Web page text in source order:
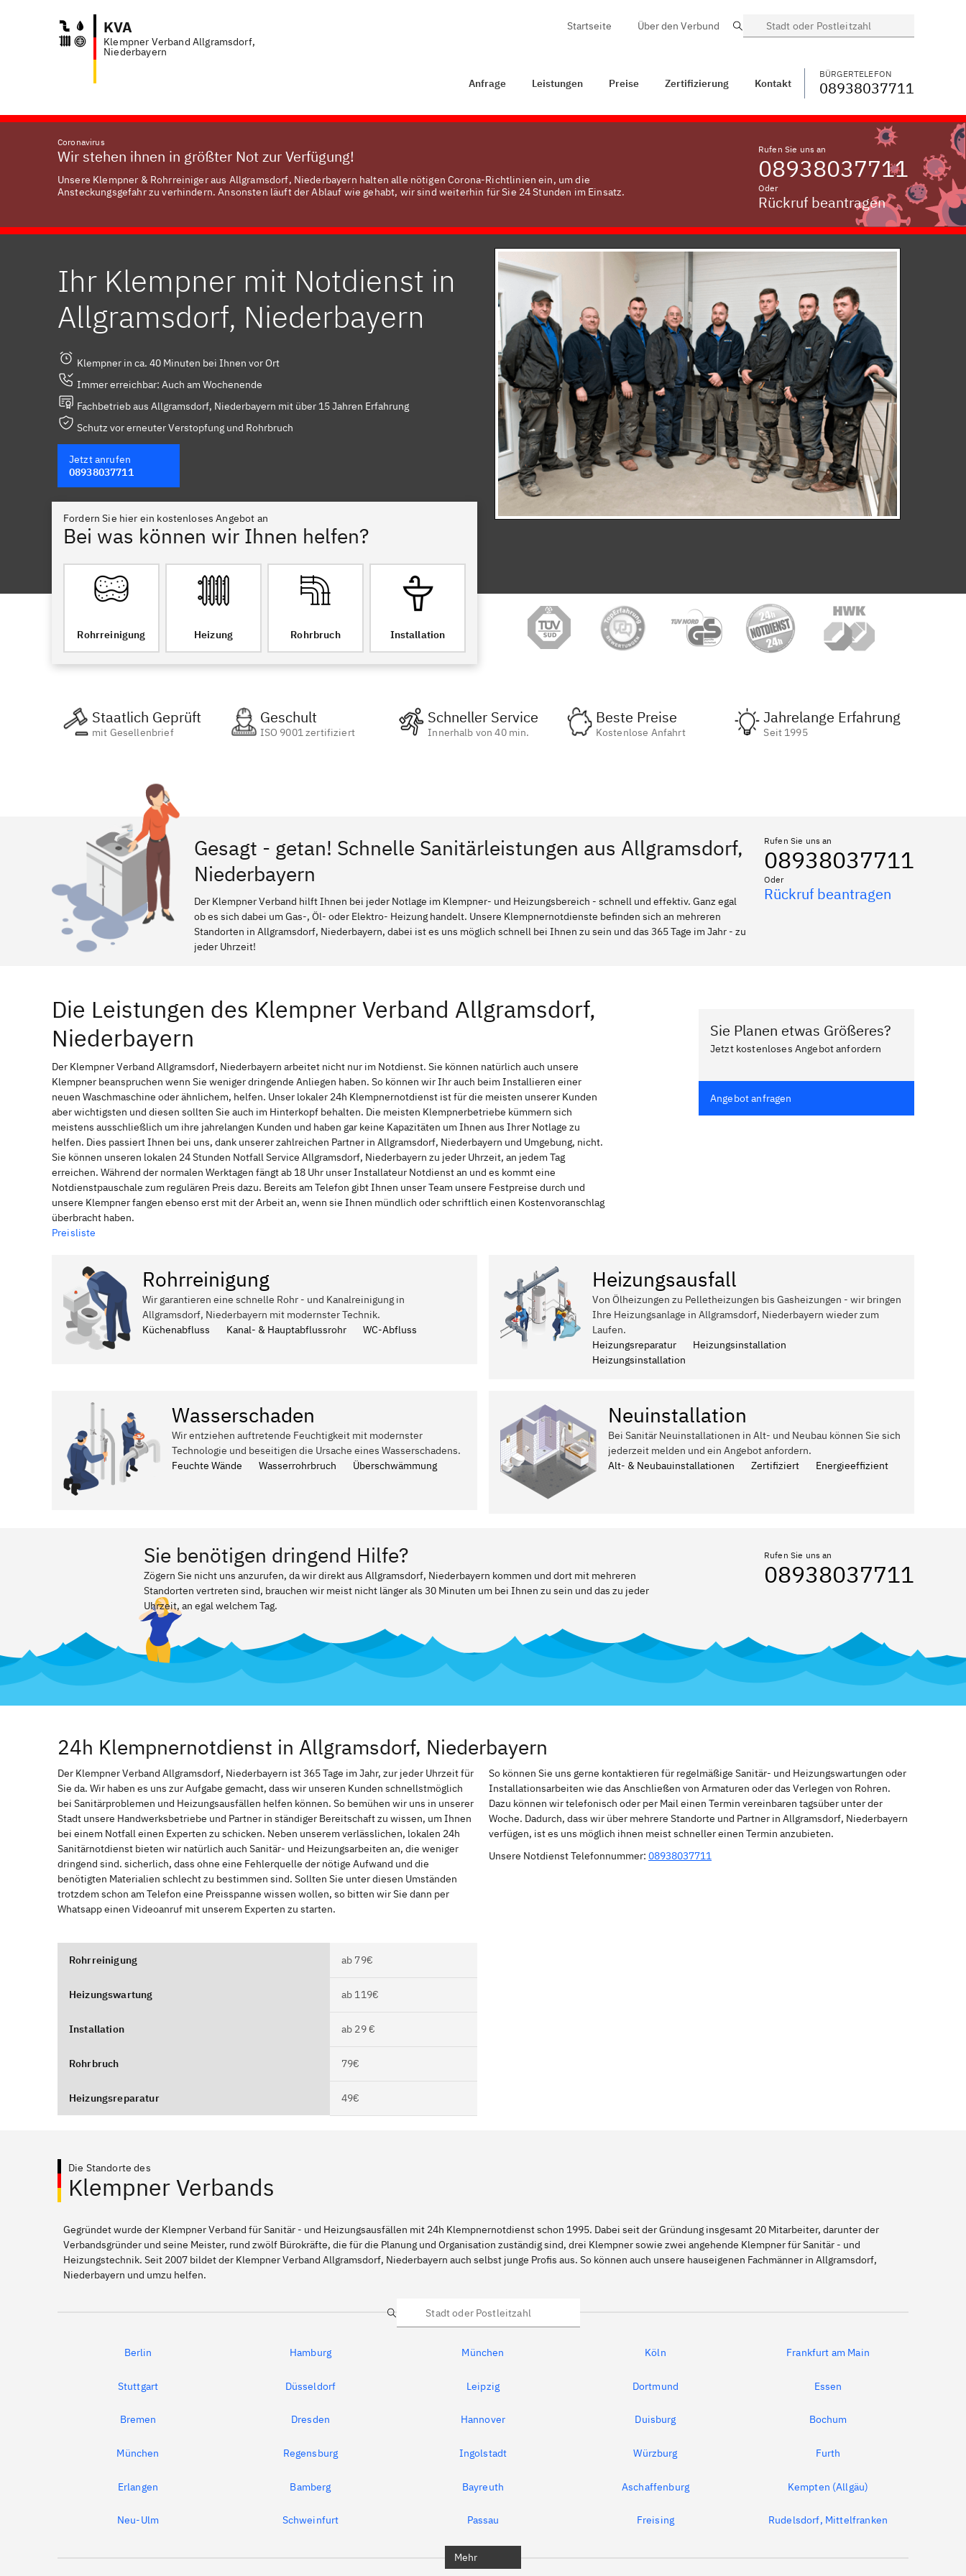
KVA
Klempner Verband Allgramsdorf,
Niederbayern
BÜRGERTELEFON WECHSELN
Startseite Über den Verbund Suche
Anfrage Leistungen Preise Zertifizierung Kontakt
BÜRGERTELEFON
08938037711
Coronavirus
Wir stehen ihnen in größter Not zur Verfügung!
Unsere Klempner & Rohrreiniger aus Allgramsdorf, Niederbayern halten alle nötigen Corona-Richtlinien ein, um die
Ansteckungsgefahr zu verhindern. Ansonsten läuft der Ablauf wie gehabt, wir sind weiterhin für Sie 24 Stunden im Einsatz.
Rufen Sie uns an
08938037711
Oder
Rückruf beantragen
Ihr Klempner mit Notdienst in
Allgramsdorf, Niederbayern
Klempner in ca. 40 Minuten bei Ihnen vor Ort
Immer erreichbar: Auch am Wochenende
Fachbetrieb aus Allgramsdorf, Niederbayern mit über 15 Jahren Erfahrung
Schutz vor erneuter Verstopfung und Rohrbruch
Jetzt anrufen
08938037711
Fordern Sie hier ein kostenloses Angebot an
Bei was können wir Ihnen helfen?
Rohrreinigung Heizung Rohrbruch Installation
Staatlich Geprüft
mit Gesellenbrief
Geschult
ISO 9001 zertifiziert
Schneller Service
Innerhalb von 40 min.
Beste Preise
Kostenlose Anfahrt
Jahrelange Erfahrung
Seit 1995
Gesagt - getan! Schnelle Sanitärleistungen aus Allgramsdorf,
Niederbayern
Der Klempner Verband hilft Ihnen bei jeder Notlage im Klempner- und Heizungsbereich - schnell und effektiv. Ganz egal
ob es sich dabei um Gas-, Öl- oder Elektro- Heizung handelt. Unsere Klempnernotdienste befinden sich an mehreren
Standorten in Allgramsdorf, Niederbayern, dabei ist es uns möglich schnell bei Ihnen zu sein und das 365 Tage im Jahr - zu
jeder Uhrzeit!
Rufen Sie uns an
08938037711
Oder
Rückruf beantragen
Die Leistungen des Klempner Verband Allgramsdorf,
Niederbayern
Der Klempner Verband Allgramsdorf, Niederbayern arbeitet nicht nur im Notdienst. Sie können natürlich auch unsere
Klempner beanspruchen wenn Sie weniger dringende Anliegen haben. So können wir Ihr auch beim Installieren einer
neuen Waschmaschine oder ähnlichem, helfen. Unser lokaler 24h Klempnernotdienst ist für die meisten unserer Kunden
aber wichtigsten und diesen sollten Sie auch im Hinterkopf behalten. Die meisten Klempnerbetriebe kümmern sich
meistens ausschließlich um ihre jahrelangen Kunden und haben gar keine Kapazitäten um Ihnen aus Ihrer Notlage zu
helfen. Dies passiert Ihnen bei uns, dank unserer zahlreichen Partner in Allgramsdorf, Niederbayern und Umgebung, nicht.
Sie können unseren lokalen 24 Stunden Notfall Service Allgramsdorf, Niederbayern zu jeder Uhrzeit, an jedem Tag
erreichen. Während der normalen Werktagen fängt ab 18 Uhr unser Installateur Notdienst an und es kommt eine
Notdienstpauschale zum regulären Preis dazu. Bereits am Telefon gibt Ihnen unser Team unsere Festpreise durch und
unsere Klempner fangen ebenso erst mit der Arbeit an, wenn sie Ihnen mündlich oder schriftlich einen Kostenvoranschlag
überbracht haben.
Preisliste
Sie Planen etwas Größeres?
Jetzt kostenloses Angebot anfordern
Angebot anfragen
Rohrreinigung
Wir garantieren eine schnelle Rohr - und Kanalreinigung in
Allgramsdorf, Niederbayern mit modernster Technik.
Küchenabfluss
Kanal- & Hauptabflussrohr WC-Abfluss
Heizungsausfall
Von Ölheizungen zu Pelletheizungen bis Gasheizungen - wir bringen
Ihre Heizungsanlage in Allgramsdorf, Niederbayern wieder zum
Laufen.
Heizungsreparatur
Heizungsinstallation
Heizungsinstallation
Wasserschaden
Wir entziehen auftretende Feuchtigkeit mit modernster
Technologie und beseitigen die Ursache eines Wasserschadens.
Feuchte Wände
Wasserrohrbruch Überschwämmung
Neuinstallation
Bei Sanitär Neuinstallationen in Alt- und Neubau können Sie sich
jederzeit melden und ein Angebot anfordern.
Alt- & Neubauinstallationen
Zertifiziert Energieeffizient
Sie benötigen dringend Hilfe?
Zögern Sie nicht uns anzurufen, da wir direkt aus Allgramsdorf, Niederbayern kommen und dort mit mehreren
Standorten vertreten sind, brauchen wir meist nicht länger als 30 Minuten um bei Ihnen zu sein und das zu jeder
Uhrzeit, an egal welchem Tag.
Rufen Sie uns an
08938037711
24h Klempnernotdienst in Allgramsdorf, Niederbayern
Der Klempner Verband Allgramsdorf, Niederbayern ist 365 Tage im Jahr, zur jeder Uhrzeit für
Sie da. Wir haben es uns zur Aufgabe gemacht, dass wir unseren Kunden schnellstmöglich
bei Sanitärproblemen und Heizungsausfällen helfen können. So bemühen wir uns in unserer
Stadt unsere Handwerksbetriebe und Partner in ständiger Bereitschaft zu wissen, um Ihnen
bei einem Notfall einen Experten zu schicken. Neben unserem verlässlichen, lokalen 24h
Sanitärnotdienst bieten wir natürlich auch Sanitär- und Heizungsarbeiten an, die weniger
dringend sind. sicherlich, dass ohne eine Fehlerquelle der nötige Aufwand und die
benötigten Materialien schlecht zu bestimmen sind. Sollten Sie unter diesen Umständen
trotzdem schon am Telefon eine Preisspanne wissen wollen, so bitten wir Sie dann per
Whatsapp einen Videoanruf mit unserem Experten zu starten.
So können Sie uns gerne kontaktieren für regelmäßige Sanitär- und Heizungswartungen oder
Installationsarbeiten wie das Anschließen von Armaturen oder das Verlegen von Rohren.
Dazu können wir telefonisch oder per Mail einen Termin vereinbaren tagsüber unter der
Woche. Dadurch, dass wir über mehrere Standorte und Partner in Allgramsdorf, Niederbayern
verfügen, ist es uns möglich ihnen meist schneller einen Termin anzubieten.
Unsere Notdienst Telefonnummer: 08938037711
Rohrreinigung ab 79€
Heizungswartung ab 119€
Installation ab 29 €
Rohrbruch 79€
Heizungsreparatur 49€
Die Standorte des
Klempner Verbands
Gegründet wurde der Klempner Verband für Sanitär - und Heizungsausfällen mit 24h Klempnernotdienst schon 1995. Dabei seit der Gründung insgesamt 20 Mitarbeiter, darunter der
Verbandsgründer und seine Meister, rund zwölf Bürokräfte, die für die Planung und Organisation zuständig sind, drei Klempner sowie zwei angehende Klempner für Sanitär - und
Heizungstechnik. Seit 2007 bildet der Klempner Verband Allgramsdorf, Niederbayern auch selbst junge Profis aus. So können auch unsere hauseigenen Fachmänner in Allgramsdorf,
Niederbayern und umzu helfen.
Suche
Berlin Hamburg München Köln Frankfurt am Main
Stuttgart Düsseldorf Leipzig Dortmund Essen
Bremen Dresden Hannover Duisburg Bochum
München Regensburg Ingolstadt Würzburg Furth
Erlangen Bamberg Bayreuth Aschaffenburg Kempten (Allgäu)
Neu-Ulm Schweinfurt Passau Freising Rudelsdorf, Mittelfranken
Mehr